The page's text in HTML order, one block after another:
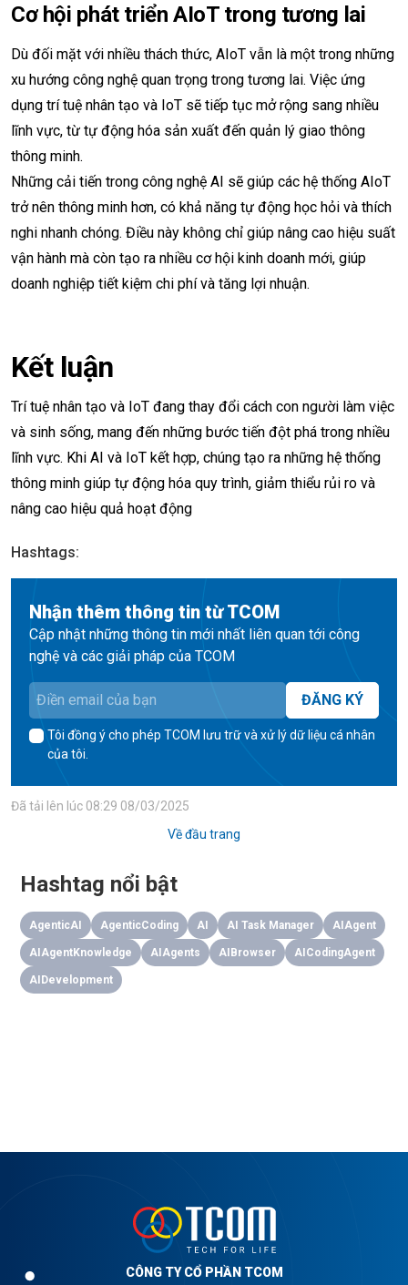
Cơ hội phát triển AIoT trong tương lai
Dù đối mặt với nhiều thách thức, AIoT vẫn là một trong những
xu hướng công nghệ quan trọng trong tương lai. Việc ứng
dụng trí tuệ nhân tạo và IoT sẽ tiếp tục mở rộng sang nhiều
lĩnh vực, từ tự động hóa sản xuất đến quản lý giao thông
thông minh.
Những cải tiến trong công nghệ AI sẽ giúp các hệ thống AIoT
trở nên thông minh hơn, có khả năng tự động học hỏi và thích
nghi nhanh chóng. Điều này không chỉ giúp nâng cao hiệu suất
vận hành mà còn tạo ra nhiều cơ hội kinh doanh mới, giúp
doanh nghiệp tiết kiệm chi phí và tăng lợi nhuận.
Kết luận
Trí tuệ nhân tạo và IoT đang thay đổi cách con người làm việc
và sinh sống, mang đến những bước tiến đột phá trong nhiều
lĩnh vực. Khi AI và IoT kết hợp, chúng tạo ra những hệ thống
thông minh giúp tự động hóa quy trình, giảm thiểu rủi ro và
nâng cao hiệu quả hoạt động
Hashtags:
Nhận thêm thông tin từ TCOM
Cập nhật những thông tin mới nhất liên quan tới công
nghệ và các giải pháp của TCOM
ĐĂNG KÝ
Tôi đồng ý cho phép TCOM lưu trữ và xử lý dữ liệu cá nhân
của tôi.
Đã tải lên lúc 08:29 08/03/2025
Về đầu trang
Hashtag nổi bật
AgenticAI AgenticCoding AI AI Task Manager AIAgent
AIAgentKnowledge AIAgents AIBrowser AICodingAgent
AIDevelopment
CÔNG TY CỔ PHẦN TCOM